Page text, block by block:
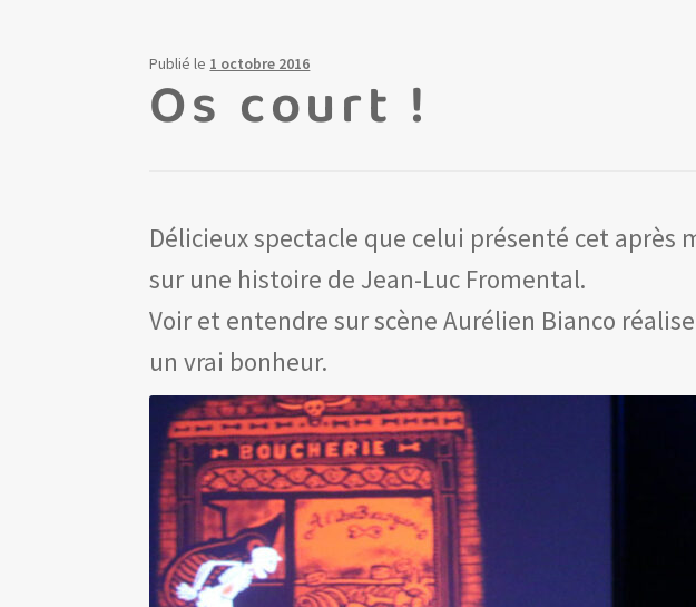
Publié le 1 octobre 2016
Os court !
Délicieux spectacle que celui présenté cet
sur une histoire de Jean-Luc Fromental.
Voir et entendre sur scène Aurélien Bianco
un vrai bonheur.